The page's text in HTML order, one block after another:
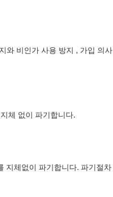
와 비인가 사용 방지 , 가입 의사
체 없이 파기합니다.
지체없이 파기합니다. 파기절차